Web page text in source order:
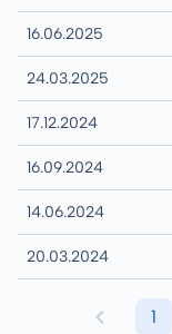
16.06.2025
24.03.2025
17.12.2024
16.09.2024
14.06.2024
20.03.2024
1